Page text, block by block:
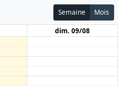
Semaine Mois
dim. 09/08